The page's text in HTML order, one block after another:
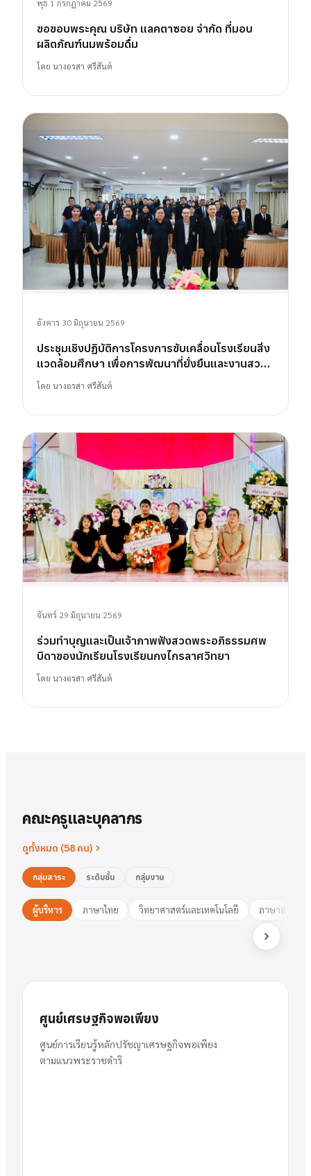
พุธ 1 กรกฎาคม 2569
ขอขอบพระคุณ บริษัท แลคตาซอย จำกัด ที่มอบ
ผลิตภัณฑ์นมพร้อมดื่ม
โดย นางอรสา ศรีสันต์
อังคาร 30 มิถุนายน 2569
ประชุมเชิงปฏิบัติการโครงการขับเคลื่อนโรงเรียนสิ่ง
แวดล้อมศึกษา เพื่อการพัฒนาที่ยั่งยืนและงานสวน
พฤกษศาสตร์โรงเรียน
โดย นางอรสา ศรีสันต์
จันทร์ 29 มิถุนายน 2569
ร่วมทำบุญและเป็นเจ้าภาพฟังสวดพระอภิธรรมศพ
บิดาของนักเรียนโรงเรียนกงไกรลาศวิทยา
โดย นางอรสา ศรีสันต์
คณะครูและบุคลากร
ดูทั้งหมด (58 คน)
กลุ่มสาระ ระดับชั้น กลุ่มงาน
ผู้บริหาร ภาษาไทย วิทยาศาสตร์และเทคโนโลยี ภาษาต่างประ
นายสารัตน์ พวงเงิน
พวงเงิน
ผู้อำนวยการ
นางสาวชมพูนุท ศรีฟ้า
ศูนย์เศรษฐกิจพอเพียง
ศูนย์การเรียนรู้หลักปรัชญาเศรษฐกิจพอเพียง
ตามแนวพระราชดำริ